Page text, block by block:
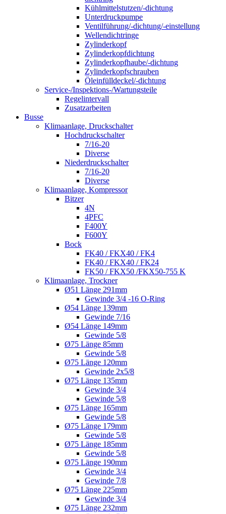
Kühlmittelstutzen/-dichtung
Unterdruckpumpe
Ventilführung/-dichtung/-einstellung
Wellendichtringe
Zylinderkopf
Zylinderkopfdichtung
Zylinderkopfhaube/-dichtung
Zylinderkopfschrauben
Öleinfülldeckel/-dichtung
Service-/Inspektions-/Wartungsteile
Regelintervall
Zusatzarbeiten
Busse
Klimaanlage, Druckschalter
Hochdruckschalter
7/16-20
Diverse
Niederdruckschalter
7/16-20
Diverse
Klimaanlage, Kompressor
Bitzer
4N
4PFC
F400Y
F600Y
Bock
FK40 / FKX40 / FK4
FK40 / FKX40 / FK24
FK50 / FKX50 /FKX50-755 K
Klimaanlage, Trockner
Ø51 Länge 291mm
Gewinde 3/4 -16 O-Ring
Ø54 Länge 139mm
Gewinde 7/16
Ø54 Länge 149mm
Gewinde 5/8
Ø75 Länge 85mm
Gewinde 5/8
Ø75 Länge 120mm
Gewinde 2x5/8
Ø75 Länge 135mm
Gewinde 3/4
Gewinde 5/8
Ø75 Länge 165mm
Gewinde 5/8
Ø75 Länge 179mm
Gewinde 5/8
Ø75 Länge 185mm
Gewinde 5/8
Ø75 Länge 190mm
Gewinde 3/4
Gewinde 7/8
Ø75 Länge 225mm
Gewinde 3/4
Ø75 Länge 232mm